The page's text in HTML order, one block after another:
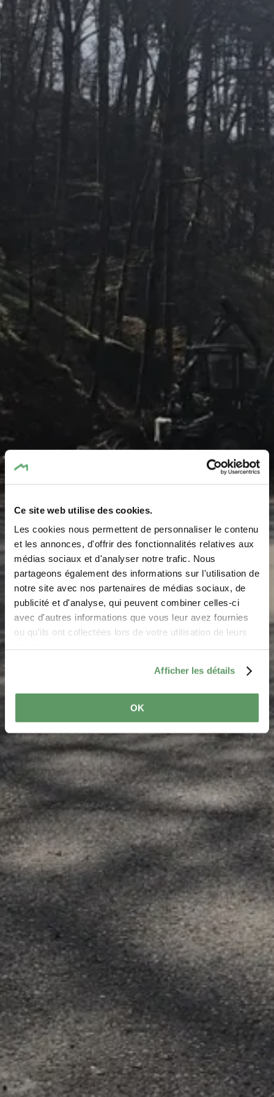
Ce site web utilise des cookies.
Les cookies nous permettent de personnaliser le contenu
et les annonces, d'offrir des fonctionnalités relatives aux
médias sociaux et d'analyser notre trafic. Nous
partageons également des informations sur l'utilisation de
notre site avec nos partenaires de médias sociaux, de
publicité et d'analyse, qui peuvent combiner celles-ci
avec d'autres informations que vous leur avez fournies
ou qu'ils ont collectées lors de votre utilisation de leurs
Afficher les détails
OK
Parking -
Schiessentümpel
Waar? CR 121, 6245 Mullerthal